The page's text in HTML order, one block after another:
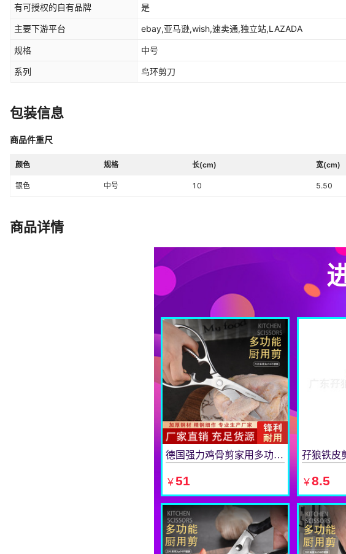
有可授权的自有品牌 是
主要下游平台 ebay,亚马逊,wish,速卖通,独立站,LAZADA
规格 中号
系列 鸟环剪刀
包装信息
商品件重尺
颜色 规格 长(cm) 宽(cm)
银色 中号 10 5.50
商品详情